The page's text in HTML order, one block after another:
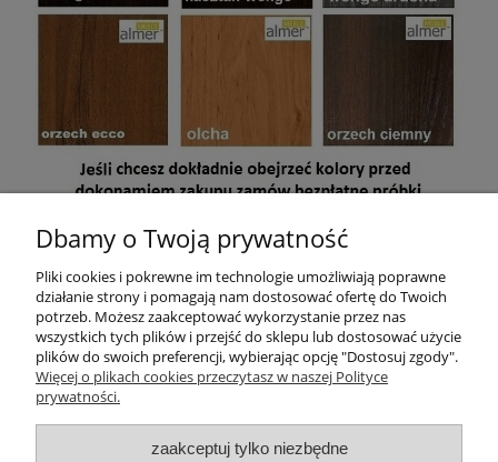
Mebel jest przeznaczony do samodzielnego montażu. W paczce
sprzedaży (paragon lub na życzenie faktura VAT).
Pomoc
Moje konto
Dbamy o Twoją prywatność
Pliki cookies i pokrewne im technologie umożliwiają poprawne
działanie strony i pomagają nam dostosować ofertę do Twoich
potrzeb. Możesz zaakceptować wykorzystanie przez nas
wszystkich tych plików i przejść do sklepu lub dostosować użycie
plików do swoich preferencji, wybierając opcję "Dostosuj zgody".
Więcej o plikach cookies przeczytasz w naszej Polityce
prywatności.
zaakceptuj tylko niezbędne